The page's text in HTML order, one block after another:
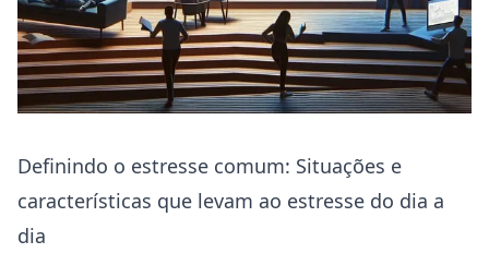
Definindo o estresse comum: Situações e
características que levam ao estresse do dia a
dia